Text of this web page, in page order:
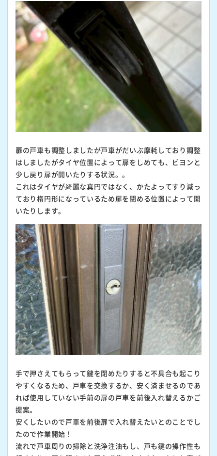
扉の戸車も調整しましたが戸車がだいぶ摩耗しており調整
はしましたがタイヤ位置によって扉をしめても、ビヨンと
少し戻り扉が開いたりする状況。。
これはタイヤが綺麗な真円ではなく、かたよってすり減っ
ており楕円形になっているため扉を閉める位置によって開
いたりします。
手で押さえてもらって鍵を閉めたりすると不具合も起こり
やすくなるため、戸車を交換するか、安く済ませるのであ
れば使用していない手前の扉の戸車を前後入れ替えるかご
提案。
安くしたいので戸車を前後扉で入れ替えたいとのことでし
たので作業開始！
流れで戸車周りの掃除と洗浄注油もし、戸も鍵の操作性も